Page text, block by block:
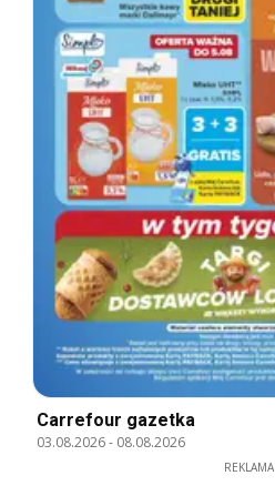
Carrefour gazetka
03.08.2026- 08.08.2026
REKLAMA